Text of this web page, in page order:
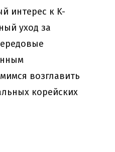
интерес к K-
уход за
возглавить
корейских